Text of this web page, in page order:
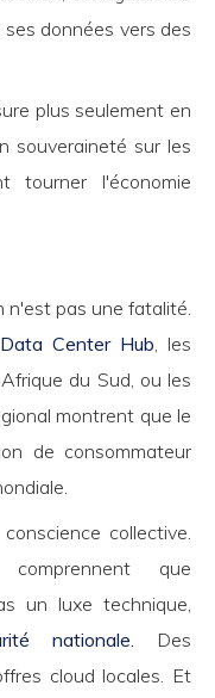
données vers des
plus seulement en
souveraineté sur les
tourner l'économie
n'est pas une fatalité.
Center Hub, les
du Sud, ou les
montrent que le
de consommateur
collective.
que
un luxe technique,
nationale. Des
cloud locales. Et